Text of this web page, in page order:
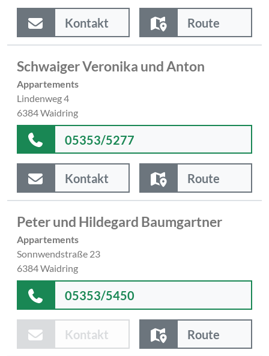
Kontakt Route
Schwaiger Veronika und Anton
Appartements
Lindenweg 4
6384 Waidring
05353/5277
Kontakt Route
Peter und Hildegard Baumgartner
Appartements
Sonnwendstraße 23
6384 Waidring
05353/5450
Kontakt Route